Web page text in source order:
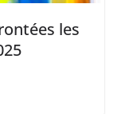
les